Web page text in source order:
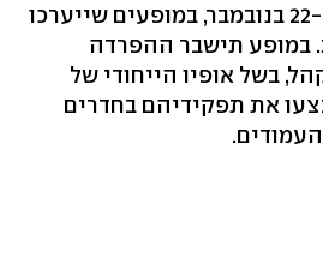
במהלך מוצאי שבת, ה-22 בנובמבר, במופעים שייערכו
ב-17:00, 19:30 ו-21:30. במופע תישבר ההפרדה
בשל אופיו הייחודי של
את תפקידיהם בחדרים